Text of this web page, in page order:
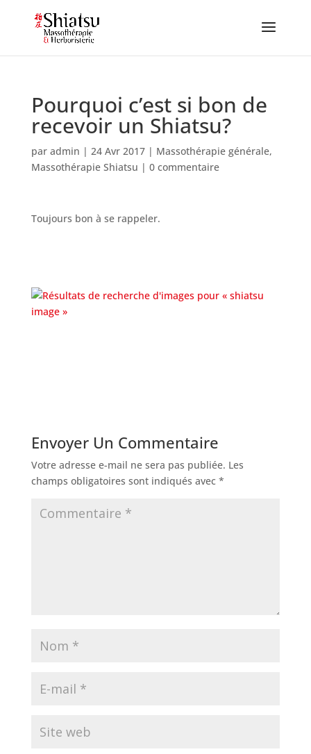
Pourquoi c’est si bon de
recevoir un Shiatsu?
par admin | 24 Avr 2017| Massothérapie générale,
Massothérapie Shiatsu | 0 commentaire
Toujours bon à se rappeler.
Envoyer Un Commentaire
Votre adresse e-mail ne sera pas publiée. Les
champs obligatoires sont indiqués avec *